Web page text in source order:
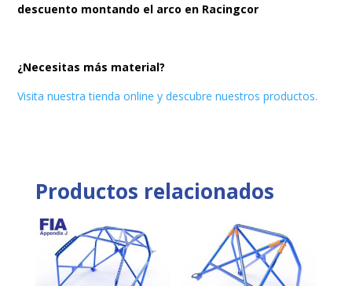
descuento montando el arco en Racingcor
¿Necesitas más material?
Visita nuestra tienda online y descubre nuestros productos.
Productos relacionados